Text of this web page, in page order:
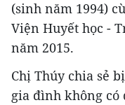
(sinh năm 1994)
Viện Huyết học -
năm 2015.
Chị Thúy chia sẻ
gia đình không